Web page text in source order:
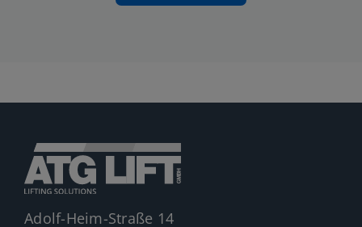
Adolf-Heim-Straße 14